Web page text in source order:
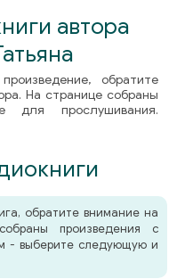
автора
обратите
На странице собраны
для прослушивания.
обратите внимание на
произведения с
- выберите следующую и